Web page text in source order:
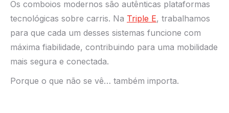
Os comboios modernos são autênticas plataformas
tecnológicas sobre carris. Na Triple E, trabalhamos
para que cada um desses sistemas funcione com
máxima fiabilidade, contribuindo para uma mobilidade
mais segura e conectada.
Porque o que não se vê… também importa.